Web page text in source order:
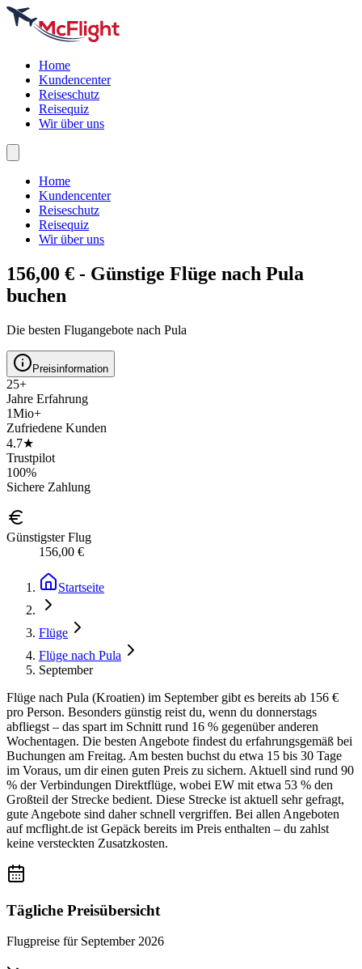
Home
Kundencenter
Reiseschutz
Reisequiz
Wir über uns
Home
Kundencenter
Reiseschutz
Reisequiz
Wir über uns
156,00 € - Günstige Flüge nach Pula
buchen
Die besten Flugangebote nach Pula
Preisinformation
25+
Jahre Erfahrung
1Mio+
Zufriedene Kunden
4.7★
Trustpilot
100%
Sichere Zahlung
Günstigster Flug
156,00 €
Startseite
Flüge
Flüge nach Pula
September
Flüge nach Pula (Kroatien) im September gibt es bereits ab 156 €
pro Person. Besonders günstig reist du, wenn du donnerstags
abfliegst – das spart im Schnitt rund 16 % gegenüber anderen
Wochentagen. Die besten Angebote findest du erfahrungsgemäß bei
Buchungen am Freitag. Am besten buchst du etwa 15 bis 30 Tage
im Voraus, um dir einen guten Preis zu sichern. Aktuell sind rund 90
% der Verbindungen Direktflüge, wobei EW mit etwa 53 % den
Großteil der Strecke bedient. Diese Strecke ist aktuell sehr gefragt,
gute Angebote sind daher schnell vergriffen. Bei allen Angeboten
auf mcflight.de ist Gepäck bereits im Preis enthalten – du zahlst
keine versteckten Zusatzkosten.
Tägliche Preisübersicht
Flugpreise für September 2026